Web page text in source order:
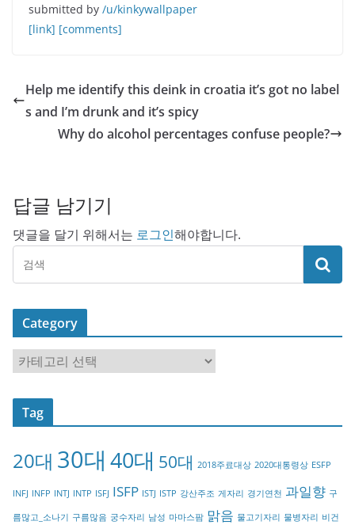
submitted by /u/kinkywallpaper
[link] [comments]
Help me identify this deink in croatia it’s got no label
s and I’m drunk and it’s spicy
Why do alcohol percentages confuse people?
답글 남기기
댓글을 달기 위해서는 로그인해야합니다.
Category
a
t
o
y
Tag
20대 30대 40대 50대 2018주료대상 2020대통령상 ESFP
INFJ INFP INTJ INTP ISFJ ISFP ISTJ ISTP 강산주조 게자리 경기연천 과일향 구
름많고_소나기 구름많음 궁수자리 남성 마마스팜 맑음 물고기자리 물병자리 비건